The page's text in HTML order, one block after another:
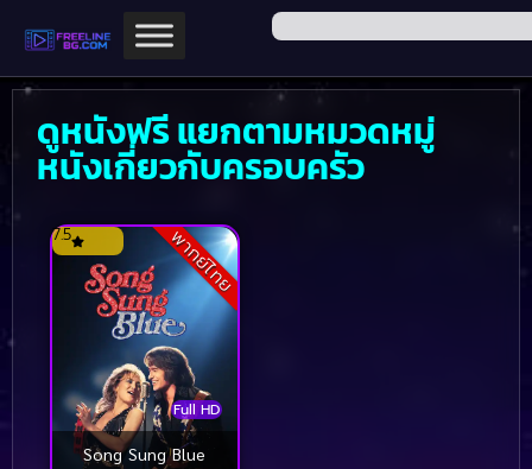
ดูหนังฟรี แยกตามหมวดหมู่
หนังเกี่ยวกับครอบครัว
พากย์ไทย
Full HD
7.5
Song Sung Blue